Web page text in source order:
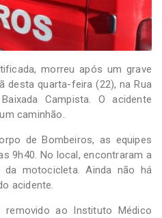
morreu após um grave
desta quarta-feira (22), na Rua
Campista. O acidente
caminhão.
de Bombeiros, as equipes
9h40. No local, encontraram a
motocicleta. Ainda não há
acidente.
ao Instituto Médico